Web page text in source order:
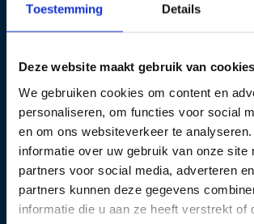
Toestemming Details
Deze website maakt gebruik van cookies
We gebruiken cookies om content en
personaliseren, om functies voor social
en om ons websiteverkeer te
informatie over uw gebruik van onze site
partners voor social media, adverteren
partners kunnen deze gegevens
informatie die u aan ze heeft verstrekt of
Po aktywowaniu kodu,
Czas będzie liczyć się od
wyjść, możesz kontynuować
powrocie przez pozostały czas.
Chcesz otrzymać więcej ćwiczeń
egzaminacyjnych? Kup bardziej
pakiet i ćwicz dalej!